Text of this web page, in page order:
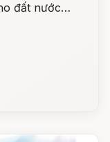
đất nước…